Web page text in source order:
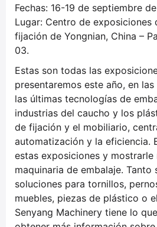
Fechas: 16-19 de septiembre
Lugar: Centro de exposiciones
fijación de Yongnian, China –
03.
Estas son todas las
presentaremos este año, en
las últimas tecnologías de
industrias del caucho y los
de fijación y el mobiliario,
automatización y la eficiencia.
estas exposiciones y mostrarle
maquinaria de embalaje. Tanto
soluciones para tornillos,
muebles, piezas de plástico o
Senyang Machinery tiene lo